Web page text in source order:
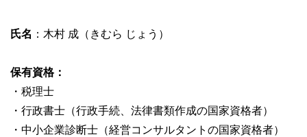
氏名 ：木村 成（きむら じょう）
保有資格：
・税理士
・行政書士（行政手続、法律書類作成の国家資格者）
・中小企業診断士（経営コンサルタントの国家資格者）